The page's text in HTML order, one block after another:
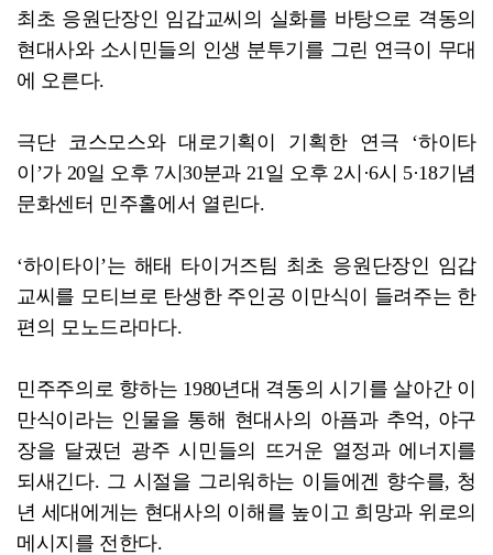
최초 응원단장인 임갑교씨의 실화를 바탕으로 격동의
현대사와 소시민들의 인생 분투기를 그린 연극이 무대
에 오른다.
극단 코스모스와 대로기획이 기획한 연극 ‘하이타
이’가 20일 오후 7시30분과 21일 오후 2시·6시 5·18기념
문화센터 민주홀에서 열린다.
‘하이타이’는 해태 타이거즈팀 최초 응원단장인 임갑
교씨를 모티브로 탄생한 주인공 이만식이 들려주는 한
편의 모노드라마다.
민주주의로 향하는 1980년대 격동의 시기를 살아간 이
만식이라는 인물을 통해 현대사의 아픔과 추억, 야구
장을 달궜던 광주 시민들의 뜨거운 열정과 에너지를
되새긴다. 그 시절을 그리워하는 이들에겐 향수를, 청
년 세대에게는 현대사의 이해를 높이고 희망과 위로의
메시지를 전한다.